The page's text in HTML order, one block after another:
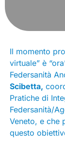
Il momento
virtuale” è
Federsanità
Scibetta,
Pratiche di
Federsanità/
Veneto, e che
questo